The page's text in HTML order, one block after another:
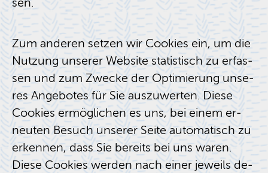
Zum an­de­ren set­zen wir Coo­kies ein, um die
Nut­zung un­se­rer Web­site sta­tis­tisch zu er­fas­
sen und zum Zwe­cke der Op­ti­mie­rung un­se­
res An­ge­bo­tes für Sie aus­zu­wer­ten. Diese
Coo­kies er­mög­li­chen es uns, bei einem er­
neu­ten Be­such un­se­rer Seite au­to­ma­tisch zu
er­ken­nen, dass Sie be­reits bei uns waren.
Diese Coo­kies wer­den nach einer je­weils de­